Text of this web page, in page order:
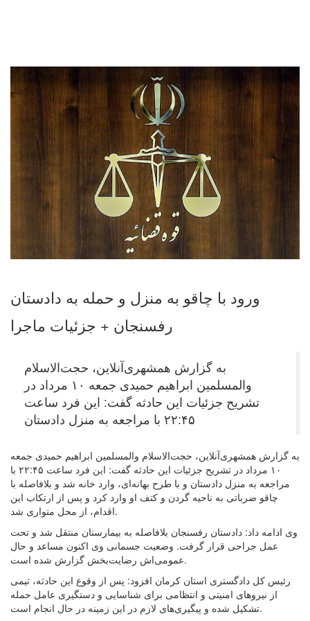
وضعیت
ورود با چاقو به منزل و حمله به دادستان
رفسنجان + جزئیات ماجرا
به گزارش همشهری‌آنلاین، حجت‌الاسلام
والمسلمین ابراهیم حمیدی جمعه ۱۰ مرداد در
تشریح جزئیات این حادثه گفت: این فرد ساعت
۲۲:۴۵ با مراجعه به منزل دادستان
به گزارش همشهری‌آنلاین، حجت‌الاسلام والمسلمین ابراهیم حمیدی جمعه
۱۰ مرداد در تشریح جزئیات این حادثه گفت: این فرد ساعت ۲۲:۴۵ با
مراجعه به منزل دادستان و با طرح بهانه‌ای، وارد خانه شد و بلافاصله با
چاقو ضرباتی به ناحیه گردن و کتف او وارد کرد و پس از ارتکاب این
اقدام، از محل متواری شد.
وی ادامه داد: دادستان رفسنجان بلافاصله به بیمارستان منتقل شد و تحت
عمل جراحی قرار گرفت. وضعیت جسمانی وی اکنون مساعد و حال
عمومی‌اش رضایت‌بخش گزارش شده است.
رئیس‌ کل دادگستری استان کرمان افزود: پس از وقوع این حادثه، تیمی
از نیروهای امنیتی و انتظامی برای شناسایی و دستگیری عامل حمله
تشکیل شده و پیگیری‌های لازم در این زمینه در حال انجام است.